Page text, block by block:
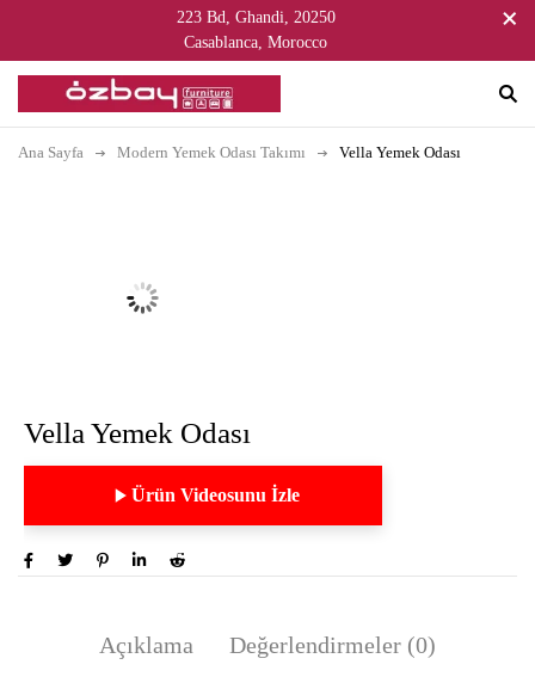
223 Bd, Ghandi, 20250
Casablanca, Morocco
Ana Sayfa Modern Yemek Odası Takımı Vella Yemek Odası
Vella Yemek Odası
Ürün Videosunu İzle
Açıklama
Değerlendirmeler (0)